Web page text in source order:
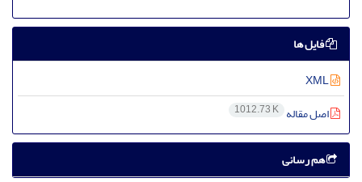
فایل ها
اصل مقاله 1012.73 K
هم رسانی